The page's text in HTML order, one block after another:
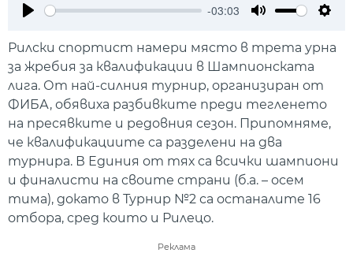
-03:03
Рилски спортист намери място в трета урна
за жребия за квалификации в Шампионската
лига. От най-силния турнир, организиран от
ФИБА, обявиха разбивките преди тегленето
на пресявките и редовния сезон. Припомняме,
че квалификациите са разделени на два
турнира. В Единия от тях са всички шампиони
и финалисти на своите страни (б.а. – осем
тима), докато в Турнир №2 са останалите 16
отбора, сред които и Рилецо.
Реклама